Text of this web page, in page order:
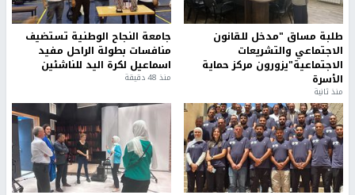
طلبة مساق "مدخل للقانون
الاجتماعي والتشريعات
الاجتماعية"يزورون مركز حماية
الأسرة
منذ ثانية
جامعة النجاح الوطنية تستضيف
منافسات بطولة الراحل مفيد
اسماعيل لكرة اليد للناشئين
منذ 48 دقيقة